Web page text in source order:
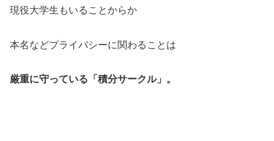
現役大学生もいることからか
本名などプライバシーに関わることは
厳重に守っている「積分サークル」。